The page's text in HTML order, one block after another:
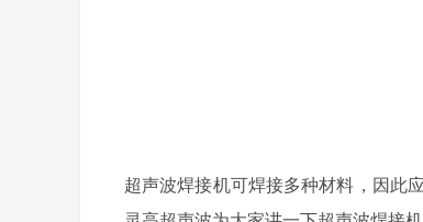
超声波焊接机可焊接多种材料，因此